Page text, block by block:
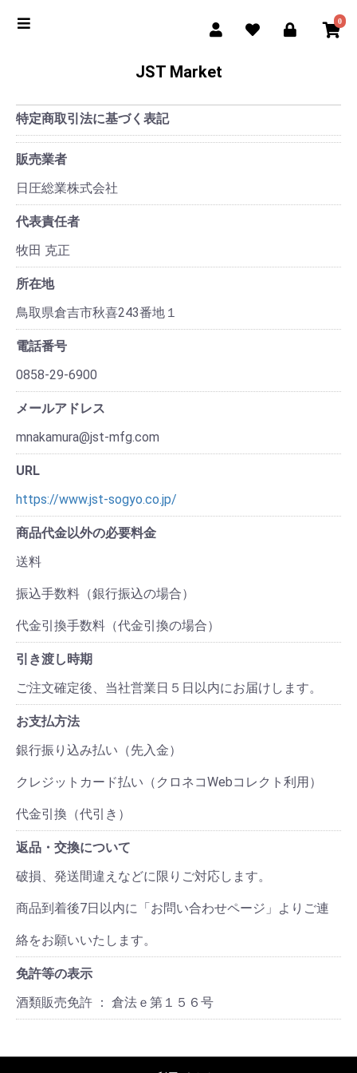
0
JST Market
特定商取引法に基づく表記
販売業者
日圧総業株式会社
代表責任者
牧田 克正
所在地
鳥取県倉吉市秋喜243番地１
電話番号
0858-29-6900
メールアドレス
mnakamura@jst-mfg.com
URL
https://www.jst-sogyo.co.jp/
商品代金以外の必要料金
送料
振込手数料（銀行振込の場合）
代金引換手数料（代金引換の場合）
引き渡し時期
ご注文確定後、当社営業日５日以内にお届けします。
お支払方法
銀行振り込み払い（先入金）
クレジットカード払い（クロネコWebコレクト利用）
代金引換（代引き）
返品・交換について
破損、発送間違えなどに限りご対応します。
商品到着後7日以内に「お問い合わせページ」よりご連
絡をお願いいたします。
免許等の表示
酒類販売免許 ： 倉法ｅ第１５６号